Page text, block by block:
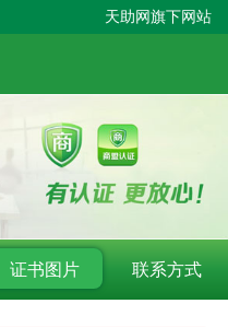
天助网旗下网站
证书图片 联系方式